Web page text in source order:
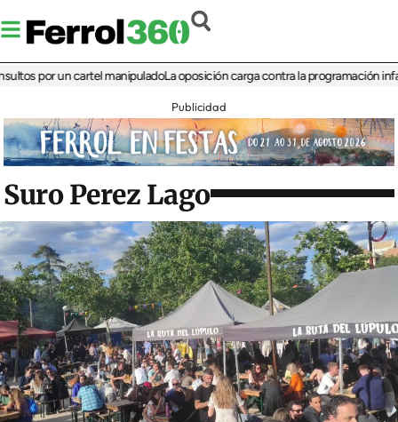
por un cartel manipuladoLa oposición carga contra la programación infantil
Publicidad
Suro Perez Lago